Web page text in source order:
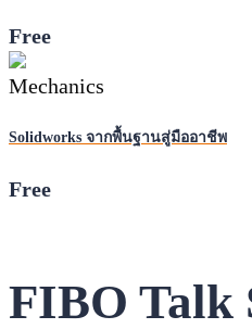
Free
Mechanics
Solidworks จากพื้นฐานสู่มืออาชีพ
Free
FIBO Talk